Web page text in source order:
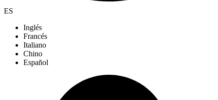
ES
Inglés
Francés
Italiano
Chino
Español